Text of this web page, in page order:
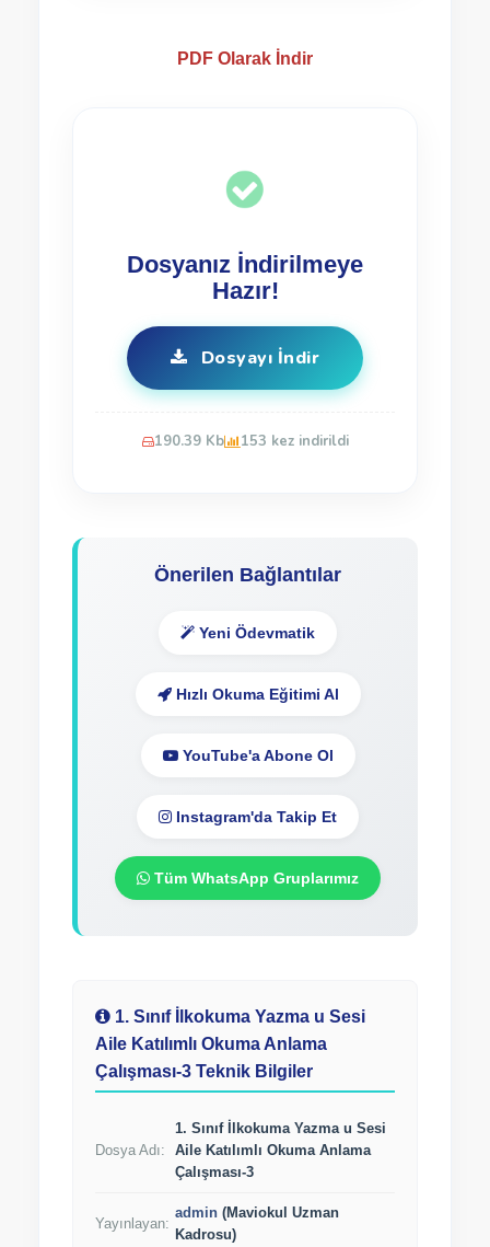
PDF Olarak İndir
Dosyanız İndirilmeye
Hazır!
Dosyayı İndir
190.39 Kb 153 kez indirildi
Önerilen Bağlantılar
Yeni Ödevmatik
Hızlı Okuma Eğitimi Al
YouTube'a Abone Ol
Instagram'da Takip Et
Tüm WhatsApp Gruplarımız
1. Sınıf İlkokuma Yazma u Sesi
Aile Katılımlı Okuma Anlama
Çalışması-3 Teknik Bilgiler
Dosya Adı:
1. Sınıf İlkokuma Yazma u Sesi
Aile Katılımlı Okuma Anlama
Çalışması-3
Yayınlayan:
admin (Maviokul Uzman
Kadrosu)